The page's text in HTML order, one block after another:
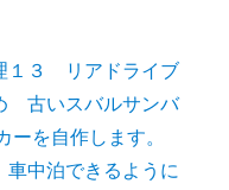
１３ リアドライブ
古いスバルサンバ
を自作します。
車中泊できるように